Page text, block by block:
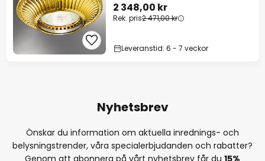
2 348,00 kr
Rek. pris2 471,00 kr
Leveranstid: 6 - 7 veckor
Nyhetsbrev
Önskar du information om aktuella inrednings- och
belysningstrender, våra specialerbjudanden och rabatter?
Genom att abonnera på vårt nyhetsbrev får du 15%